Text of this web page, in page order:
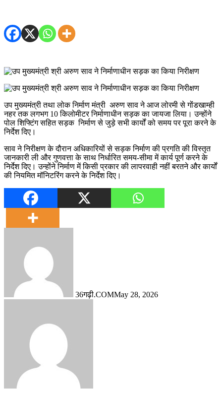
उप मुख्यमंत्री तथा लोक निर्माण मंत्री अरुण साव ने आज लोरमी से गोंडखाम्ही
नहर तक लगभग 10 किलोमीटर निर्माणाधीन सड़क का जायजा लिया। उन्होंने
पोल शिफ्टिंग सहित सड़क निर्माण से जुड़े सभी कार्यों को समय पर पूरा करने के
निर्देश दिए।
साव ने निरीक्षण के दौरान अधिकारियों से सड़क निर्माण की प्रगति की विस्तृत
जानकारी ली और गुणवत्ता के साथ निर्धारित समय-सीमा में कार्य पूर्ण करने के
निर्देश दिए। उन्होंने निर्माण में किसी प्रकार की लापरवाही नहीं बरतने और कार्यों
की नियमित मॉनिटरिंग करने के निर्देश दिए।
36गढ़ी.COMMay 28, 2026